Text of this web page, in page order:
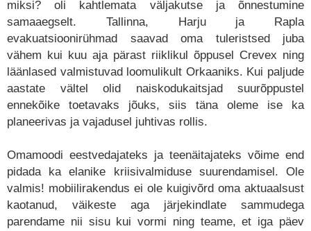
miksi? oli kahtlemata väljakutse ja õnnestumine
samaaegselt. Tallinna, Harju ja Rapla
evakuatsioonirühmad saavad oma tuleristsed juba
vähem kui kuu aja pärast riiklikul õppusel Crevex ning
läänlased valmistuvad loomulikult Orkaaniks. Kui paljude
aastate vältel olid naiskodukaitsjad suurõppustel
ennekõike toetavaks jõuks, siis täna oleme ise ka
planeerivas ja vajadusel juhtivas rollis.
Omamoodi eestvedajateks ja teenäitajateks võime end
pidada ka elanike kriisivalmiduse suurendamisel. Ole
valmis! mobiilirakendus ei ole kuigivõrd oma aktuaalsust
kaotanud, väikeste aga järjekindlate sammudega
parendame nii sisu kui vormi ning teame, et iga päev